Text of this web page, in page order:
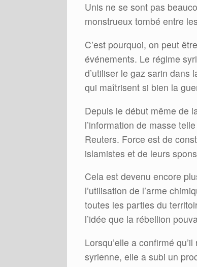
Unis ne se sont pas
monstrueux tombé entre
C’est pourquoi, on peut
événements. Le régime
d’utiliser le gaz sarin dans
qui maîtrisent si bien la
Depuis le début même de
l’information de masse
Reuters. Force est de
islamistes et de leurs
Cela est devenu encore
l’utilisation de l’arme
toutes les parties du
l’idée que la rébellion
Lorsqu’elle a confirmé
syrienne, elle a subi un